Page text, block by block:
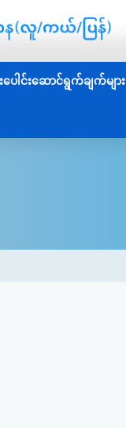
ပေါင်းဆောင်ရွက်ချက်များ